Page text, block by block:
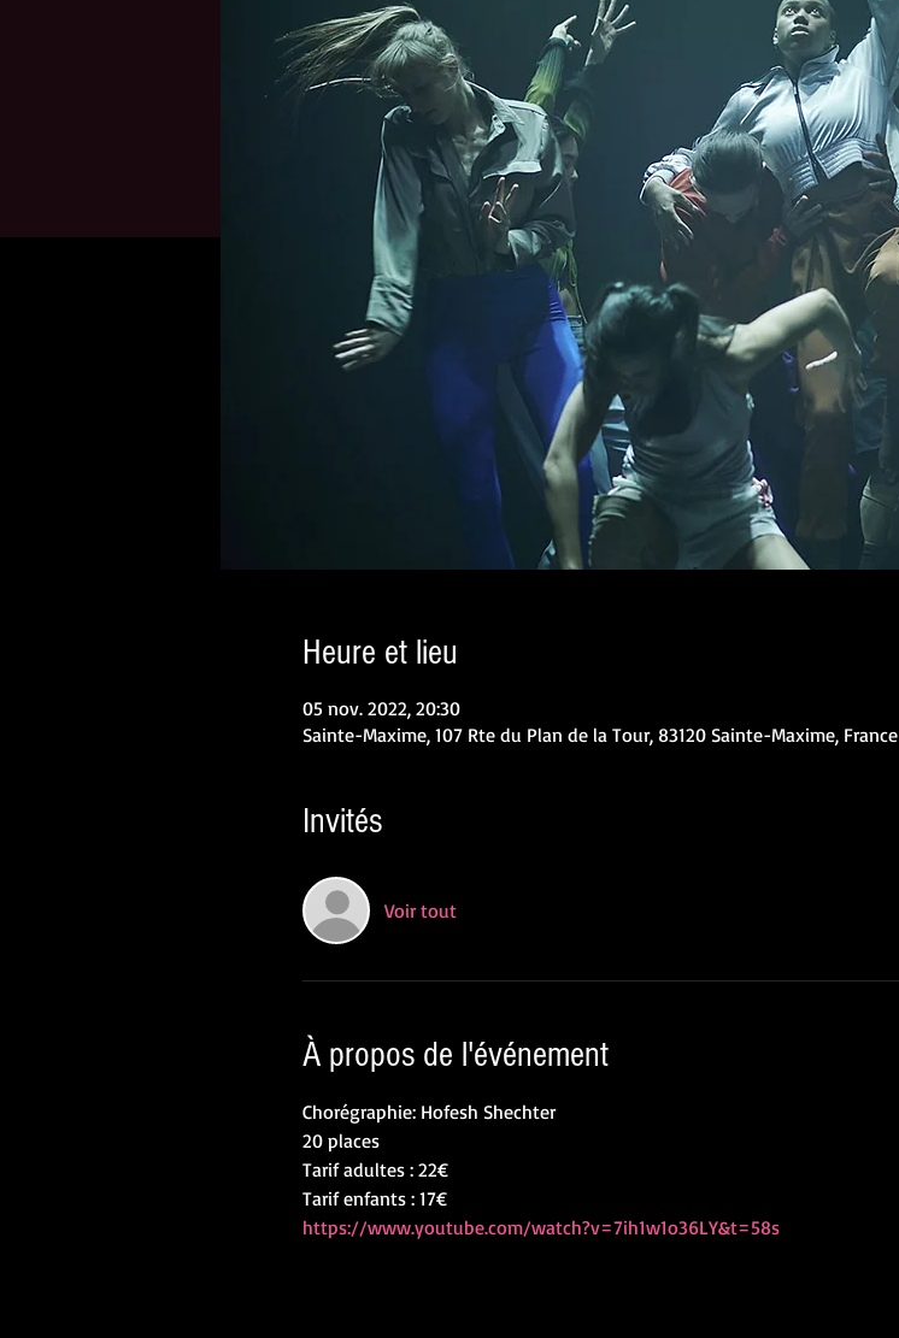
Heure et lieu
05 nov. 2022, 20:30
Sainte-Maxime, 107 Rte du Plan de la Tour, 83120 Sainte-Maxime, France
Invités
Voir tout
À propos de l'événement
Chorégraphie: Hofesh Shechter
20 places
Tarif adultes : 22€
Tarif enfants : 17€
https://www.youtube.com/watch?v=7ih1w1o36LY&t=58s